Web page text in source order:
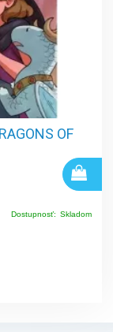
OF
Dostupnosť: Skladom